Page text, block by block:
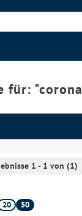
für: "corona
1 - 1 von (1)
20 50